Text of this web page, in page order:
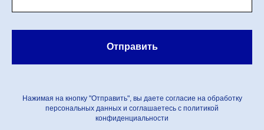
Отправить
Нажимая на кнопку "Отправить", вы даете согласие на обработку
персональных данных и соглашаетесь c политикой
конфиденциальности